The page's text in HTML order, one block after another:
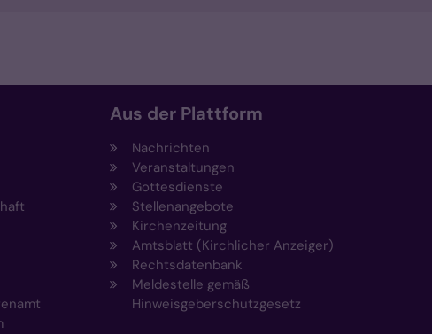
Aus der Plattform
Nachrichten
Veranstaltungen
Gottesdienste
Stellenangebote
Kirchenzeitung
Amtsblatt (Kirchlicher Anzeiger)
Rechtsdatenbank
Meldestelle gemäß
Hinweisgeberschutzgesetz